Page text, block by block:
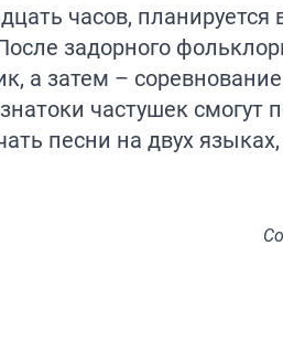
часов,
задорного
а затем –
частушек смогут
песни на двух